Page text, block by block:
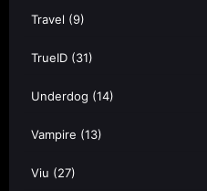
Travel (9)
TrueID (31)
Underdog (14)
Vampire (13)
Viu (27)